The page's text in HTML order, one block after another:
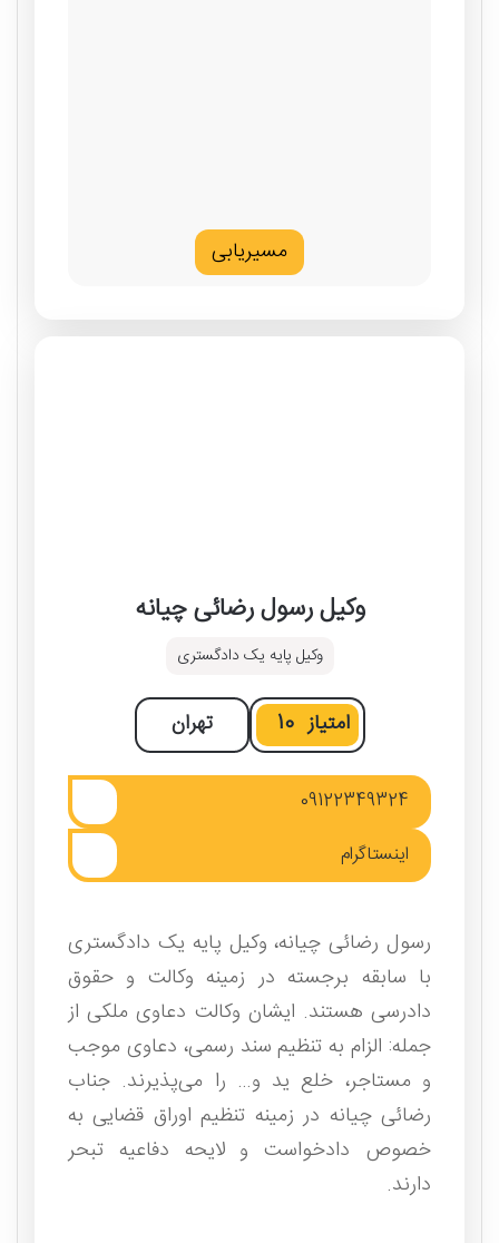
مسیریابی
وکیل رسول رضائی چیانه
وکیل پایه یک دادگستری
امتیاز 10 تهران
09122349324
اینستاگرام
رسول رضائی چیانه، وکیل پایه یک دادگستری
با سابقه برجسته در زمینه وکالت و حقوق
دادرسی هستند. ایشان وکالت دعاوی ملکی از
جمله: الزام به تنظیم سند رسمی، دعاوی موجب
و مستاجر، خلع ید و… را می‌پذیرند. جناب
رضائی چیانه در زمینه تنظیم اوراق قضایی به
خصوص دادخواست و لایحه دفاعیه تبحر
دارند.